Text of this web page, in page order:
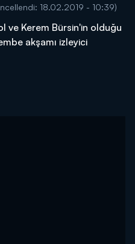
18.02.2019 - 10:39)
ve Kerem Bürsin'in olduğu
akşamı izleyici